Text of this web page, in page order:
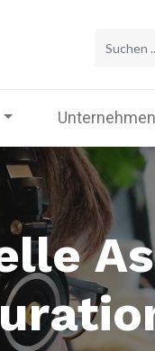
Unternehmen